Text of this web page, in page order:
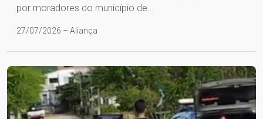
por moradores do município de…
27/07/2026 – Aliança